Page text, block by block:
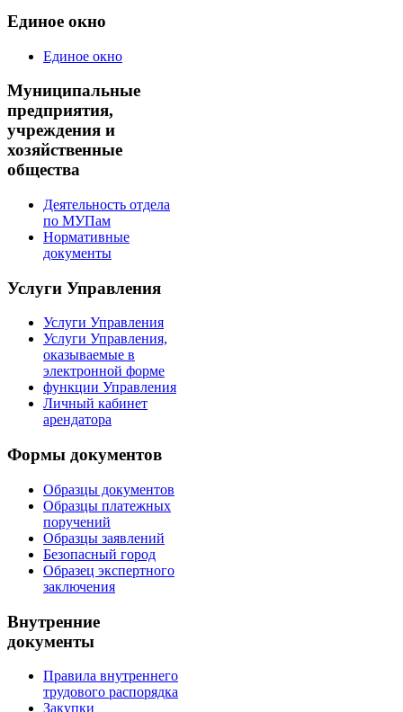
Единое окно
Единое окно
Муниципальные
предприятия,
учреждения и
хозяйственные
общества
Деятельность отдела
по МУПам
Нормативные
документы
Услуги Управления
Услуги Управления
Услуги Управления,
оказываемые в
электронной форме
функции Управления
Личный кабинет
арендатора
Формы документов
Образцы документов
Образцы платежных
поручений
Образцы заявлений
Безопасный город
Образец экспертного
заключения
Внутренние
документы
Правила внутреннего
трудового распорядка
Закупки